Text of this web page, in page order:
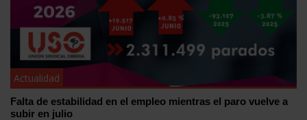
Actualidad
Falta de estabilidad en el empleo mientras el paro vuelve a
subir en julio